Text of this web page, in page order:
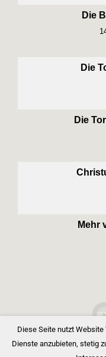
Die
Die
Die
Mehr
Diese Seite nutzt
Dienste anzubieten, stetig